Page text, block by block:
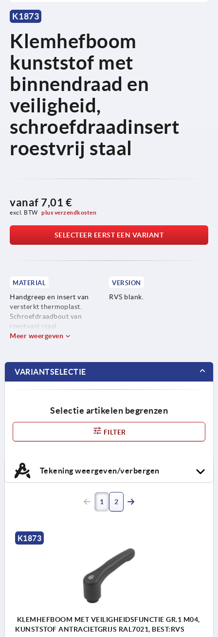
K1873
Klemhefboom
kunststof met
binnendraad en
veiligheid,
schroefdraadinsert
roestvrij staal
vanaf 7,01 €
excl. BTW plus verzendkosten
SELECTEER EERST EEN VARIANT
MATERIAL
Handgreep en insert van
versterkt thermoplast.
Schroefdraadbout van
roestvast staal.
VERSION
RVS blank.
Meer weergeven
VARIANTSELECTIE
Selectie artikelen begrenzen
FILTER
Tekening weergeven/verbergen
1 2
K1873
KLEMHEFBOOM MET VEILIGHEIDSFUNCTIE GR.1 M04,
KUNSTSTOF ANTRACIETGRIJS RAL7021, BEST:RVS